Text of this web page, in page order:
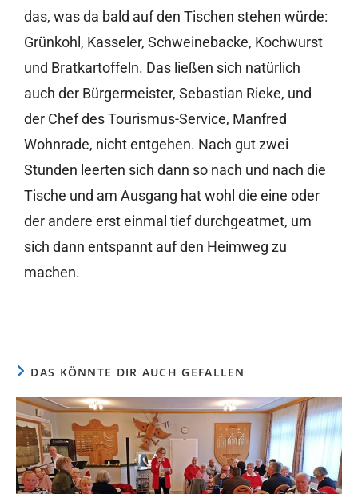
das, was da bald auf den Tischen stehen würde:
Grünkohl, Kasseler, Schweinebacke, Kochwurst
und Bratkartoffeln. Das ließen sich natürlich
auch der Bürgermeister, Sebastian Rieke, und
der Chef des Tourismus-Service, Manfred
Wohnrade, nicht entgehen. Nach gut zwei
Stunden leerten sich dann so nach und nach die
Tische und am Ausgang hat wohl die eine oder
der andere erst einmal tief durchgeatmet, um
sich dann entspannt auf den Heimweg zu
machen.
DAS KÖNNTE DIR AUCH GEFALLEN